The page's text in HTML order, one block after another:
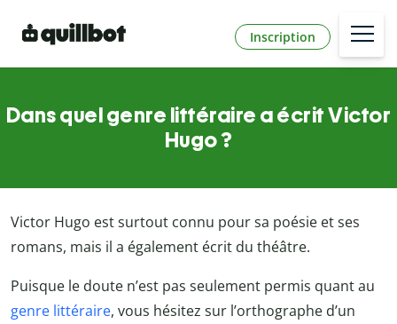
Inscription
Dans quel genre littéraire a écrit Victor
Hugo ?
Victor Hugo est surtout connu pour sa poésie et ses
romans, mais il a également écrit du théâtre.
Puisque le doute n’est pas seulement permis quant au
genre littéraire, vous hésitez sur l’orthographe d’un